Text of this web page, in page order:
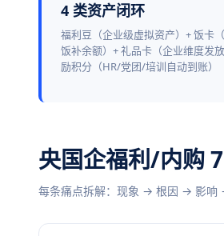
4 类资产闭环
福利豆（企业级虚拟资产）+ 饭卡
饭补余额）+ 礼品卡（企业维度发
励积分（HR/党团/培训自动到账）
央国企福利/内购
每条痛点拆解：现象 → 根因 → 影响